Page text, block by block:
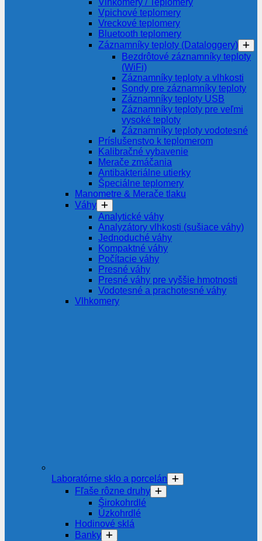
Vlhkomery / Teplomery
Vpichové teplomery
Vreckové teplomery
Bluetooth teplomery
Záznamníky teploty (Dataloggery)
Bezdrôtové záznamníky teploty
(WiFi)
Záznamníky teploty a vlhkosti
Sondy pre záznamníky teploty
Záznamníky teploty USB
Záznamníky teploty pre veľmi
vysoké teploty
Záznamníky teploty vodotesné
Príslušenstvo k teplomerom
Kalibračné vybavenie
Merače zmáčania
Antibakteriálne utierky
Špeciálne teplomery
Manometre & Merače tlaku
Váhy
Analytické váhy
Analyzátory vlhkosti (sušiace váhy)
Jednoduché váhy
Kompaktné váhy
Počítacie váhy
Presné váhy
Presné váhy pre vyššie hmotnosti
Vodotesné a prachotesné váhy
Vlhkomery
Laboratórne sklo a porcelán
Fľaše rôzne druhy
Širokohrdlé
Úzkohrdlé
Hodinové sklá
Banky